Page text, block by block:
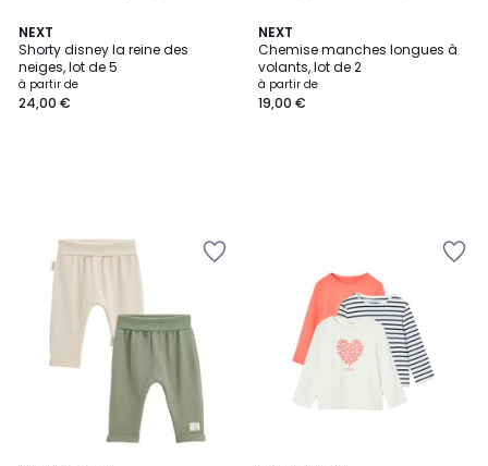
NEXT
Shorty disney la reine des
neiges, lot de 5
à partir de
24,00 €
NEXT
Chemise manches longues à
volants, lot de 2
à partir de
19,00 €